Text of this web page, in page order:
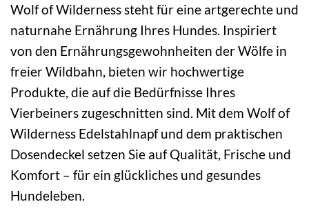
Wolf of Wilderness steht für eine artgerechte und
naturnahe Ernährung Ihres Hundes. Inspiriert
von den Ernährungsgewohnheiten der Wölfe in
freier Wildbahn, bieten wir hochwertige
Produkte, die auf die Bedürfnisse Ihres
Vierbeiners zugeschnitten sind. Mit dem Wolf of
Wilderness Edelstahlnapf und dem praktischen
Dosendeckel setzen Sie auf Qualität, Frische und
Komfort – für ein glückliches und gesundes
Hundeleben.